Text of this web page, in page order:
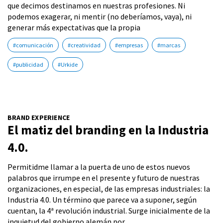
que decimos destinamos en nuestras profesiones. Ni
podemos exagerar, ni mentir (no deberíamos, vaya), ni
generar más expectativas que la propia
#comunicación #creatividad #empresas #marcas
#publicidad #Urkide
BRAND EXPERIENCE
El matiz del branding en la Industria
4.0.
Permitidme llamar a la puerta de uno de estos nuevos
palabros que irrumpe en el presente y futuro de nuestras
organizaciones, en especial, de las empresas industriales: la
Industria 4.0. Un término que parece va a suponer, según
cuentan, la 4ª revolución industrial. Surge inicialmente de la